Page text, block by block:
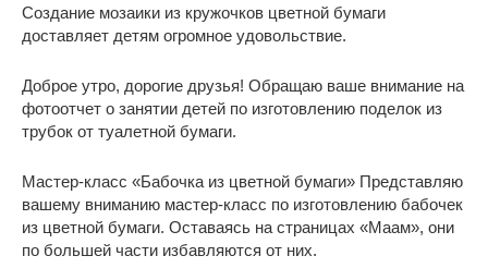
Создание мозаики из кружочков цветной бумаги
доставляет детям огромное удовольствие.
Доброе утро, дорогие друзья! Обращаю ваше внимание на
фотоотчет о занятии детей по изготовлению поделок из
трубок от туалетной бумаги.
Мастер-класс «Бабочка из цветной бумаги» Представляю
вашему вниманию мастер-класс по изготовлению бабочек
из цветной бумаги. Оставаясь на страницах «Маам», они
по большей части избавляются от них.